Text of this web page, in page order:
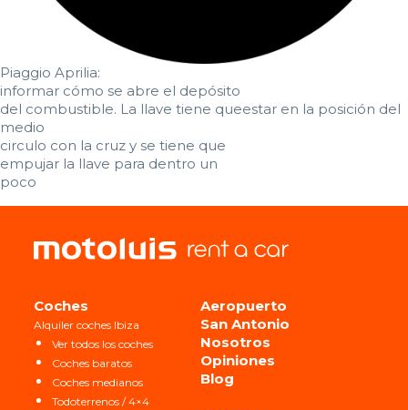
Piaggio Aprilia:
informar cómo se abre el depósito
del combustible. La llave tiene queestar en la posición del
medio
circulo con la cruz y se tiene que
empujar la llave para dentro un
poco
Coches
Alquiler coches Ibiza
Ver todos los coches
Coches baratos
Coches medianos
Todoterrenos / 4×4
Aeropuerto
San Antonio
Nosotros
Opiniones
Blog